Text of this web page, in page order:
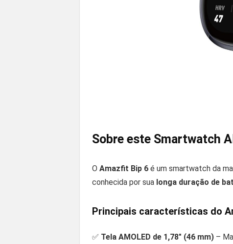
Sobre este Smartwatch
O Amazfit Bip 6 é um smartwatch da
conhecida por sua longa duração de
Principais características do
✅ Tela AMOLED de 1,78″ (46 mm) –